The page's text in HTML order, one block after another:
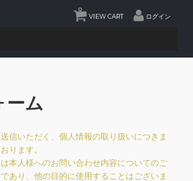
VIEW CART
0
ログイン
ーム
信いただく、個人情報の取り扱いにつきま
ります。
本人様へのお問い合わせ内容についてのご
あり、他の目的に使用することはございま